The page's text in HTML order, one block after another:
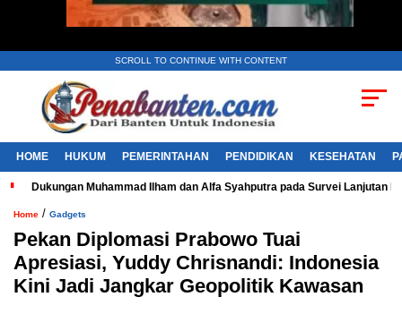
SCROLL TO CONTINUE WITH CONTENT
HOME HUKUM PEMERINTAHAN PENDIDIKAN KESEHATAN
Dukungan Muhammad Ilham dan Alfa Syahputra pada Survei Lanjutan
Home / Gadgets
Pekan Diplomasi Prabowo Tuai
Apresiasi, Yuddy Chrisnandi: Indonesia
Kini Jadi Jangkar Geopolitik Kawasan